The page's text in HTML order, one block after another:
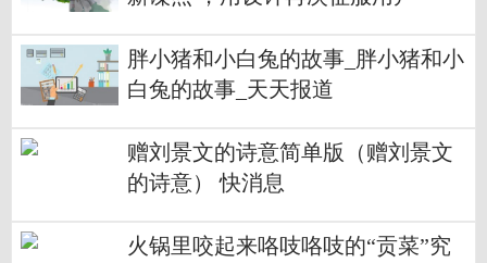
胖小猪和小白兔的故事_胖小猪和小
白兔的故事_天天报道
赠刘景文的诗意简单版（赠刘景文
的诗意） 快消息
火锅里咬起来咯吱咯吱的“贡菜”究